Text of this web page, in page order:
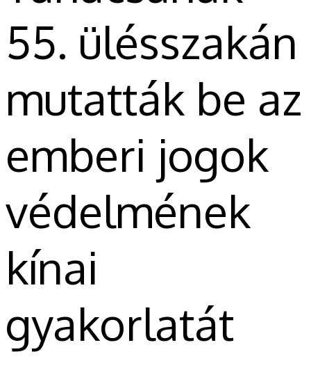
55. ülésszakán
mutatták be az
emberi jogok
védelmének
kínai
gyakorlatát